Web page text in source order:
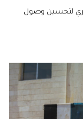
الري لتحسين وصول